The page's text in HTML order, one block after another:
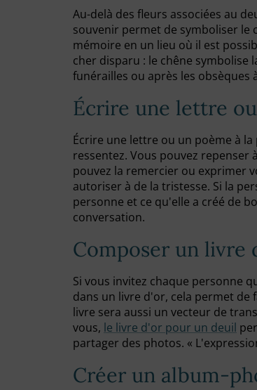
Au-delà des fleurs associées au
souvenir permet de symboliser le
mémoire en un lieu où il est
cher disparu : le chêne symbolise
funérailles ou après les
Écrire une lettre
Écrire une lettre ou un poème à
ressentez. Vous pouvez repenser
pouvez la remercier ou exprimer
autoriser à de la tristesse. Si la
personne et ce qu'elle a créé de
conversation.
Composer un livre
Si vous invitez chaque personne
dans un livre d'or, cela permet de
livre sera aussi un vecteur de
vous, le livre d'or pour un deuil
partager des photos. «
Créer un album-